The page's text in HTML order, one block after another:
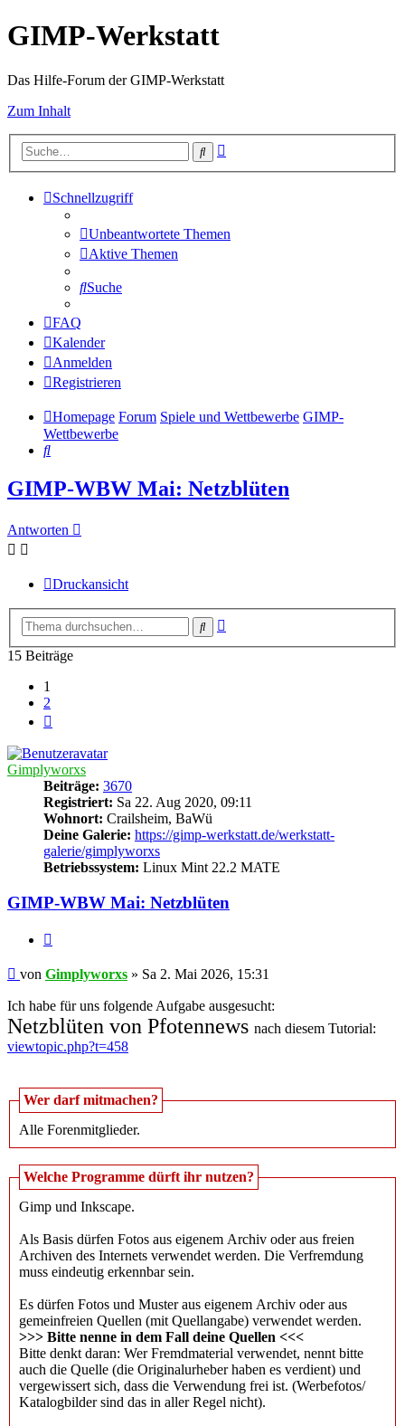
GIMP-Werkstatt
Das Hilfe-Forum der GIMP-Werkstatt
Zum Inhalt
Suche
Schnellzugriff
Unbeantwortete Themen
Aktive Themen
Suche
FAQ
Kalender
Anmelden
Registrieren
Homepage Forum Spiele und Wettbewerbe GIMP-
Wettbewerbe
Suche
GIMP-WBW Mai: Netzblüten
Antworten
Druckansicht
Suche
15 Beiträge
1
2
Gimplyworxs
Beiträge: 3670
Registriert: Sa 22. Aug 2020, 09:11
Wohnort: Crailsheim, BaWü
Deine Galerie: https://gimp-werkstatt.de/werkstatt-
galerie/gimplyworxs
Betriebssystem: Linux Mint 22.2 MATE
GIMP-WBW Mai: Netzblüten
Beitrag
von Gimplyworxs » Sa 2. Mai 2026, 15:31
Ich habe für uns folgende Aufgabe ausgesucht:
Netzblüten von Pfotennews nach diesem Tutorial:
viewtopic.php?t=458
Wer darf mitmachen?
Alle Forenmitglieder.
Welche Programme dürft ihr nutzen?
Gimp und Inkscape.
Als Basis dürfen Fotos aus eigenem Archiv oder aus freien
Archiven des Internets verwendet werden. Die Verfremdung
muss eindeutig erkennbar sein.
Es dürfen Fotos und Muster aus eigenem Archiv oder aus
gemeinfreien Quellen (mit Quellangabe) verwendet werden.
>>> Bitte nenne in dem Fall deine Quellen <<<
Bitte denkt daran: Wer Fremdmaterial verwendet, nennt bitte
auch die Quelle (die Originalurheber haben es verdient) und
vergewissert sich, dass die Verwendung frei ist. (Werbefotos/
Katalogbilder sind das in aller Regel nicht).